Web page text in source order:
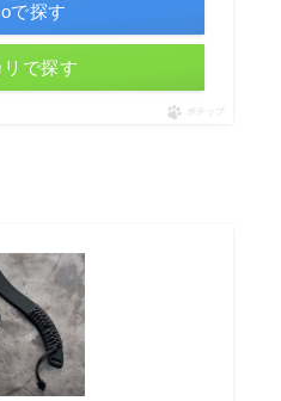
で探す
リで探す
ポチップ